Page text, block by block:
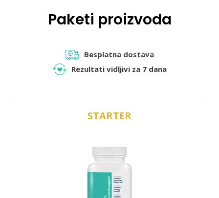
Paketi proizvoda
Besplatna dostava
Rezultati vidljivi za 7 dana
STARTER